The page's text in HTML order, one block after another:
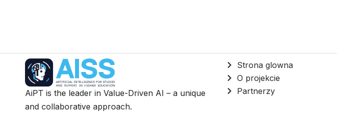
AiPT is the leader in Value-Driven AI – a unique
and collaborative approach.
Strona glowna
O projekcie
Partnerzy